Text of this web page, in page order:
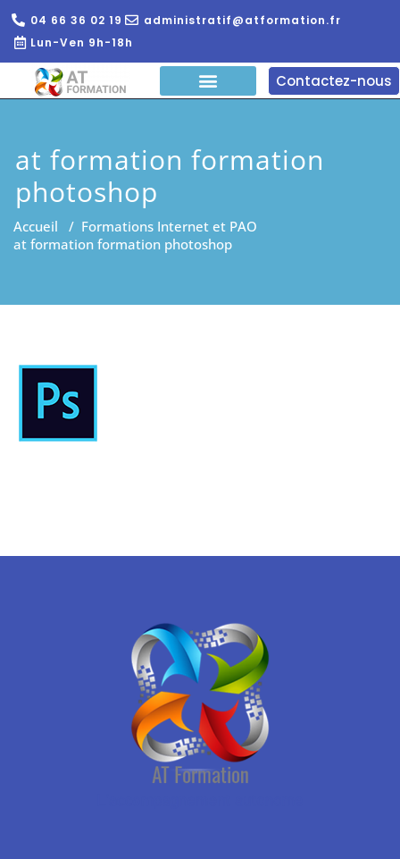
04 66 36 02 19
administratif@atformation.fr
Lun-Ven 9h-18h
Contactez-nous
at formation formation
photoshop
Accueil / Formations Internet et PAO
at formation formation photoshop